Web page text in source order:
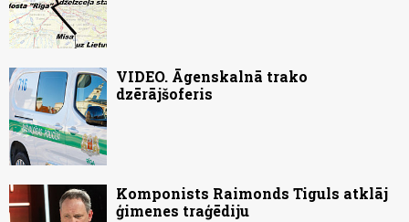
VIDEO. Āgenskalnā trako
dzērājšoferis
Komponists Raimonds Tiguls atklāj
ģimenes traģēdiju